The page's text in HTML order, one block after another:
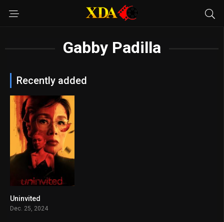
Gabby Padilla
Recently added
Uninvited
Dec. 25, 2024